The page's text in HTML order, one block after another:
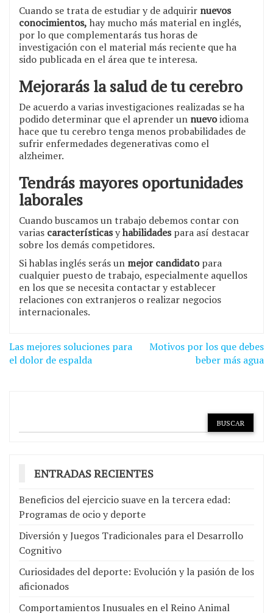
Cuando se trata de estudiar y de adquirir nuevos
conocimientos, hay mucho más material en inglés,
por lo que complementarás tus horas de
investigación con el material más reciente que ha
sido publicada en el área que te interesa.
Mejorarás la salud de tu cerebro
De acuerdo a varias investigaciones realizadas se ha
podido determinar que el aprender un nuevoidioma
hace que tu cerebro tenga menos probabilidades de
sufrir enfermedades degenerativas como el
alzheimer.
Tendrás mayores oportunidades
laborales
Cuando buscamos un trabajo debemos contar con
varias característicasyhabilidadespara así destacar
sobre los demás competidores.
Si hablas inglés serás un mejor candidatopara
cualquier puesto de trabajo, especialmente aquellos
en los que se necesita contactar y establecer
relaciones con extranjeros o realizar negocios
internacionales.
Navegación
de
Las mejores soluciones para
el dolor de espalda
Motivos por los que debes
beber más agua
ENTRADAS RECIENTES
Beneficios del ejercicio suave en la tercera edad:
Programas de ocio y deporte
Diversión y Juegos Tradicionales para el Desarrollo
Cognitivo
Curiosidades del deporte: Evolución y la pasión de los
aficionados
Comportamientos Inusuales en el Reino Animal